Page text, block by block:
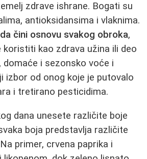
zdrave ishrane. Bogati su
antioksidansima i vlaknima.
čini osnovu svakog obroka,
koristiti kao zdrava užina ili deo
domaće i sezonsko voće i
izbor od onog koje je putovalo
i tretirano pesticidima.
dana unesete različite boje
boja predstavlja različite
primer, crvena paprika i